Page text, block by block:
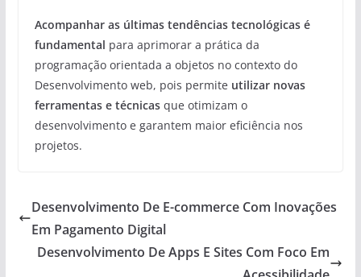
Acompanhar as últimas tendências tecnológicas é
fundamental para aprimorar a prática da
programação orientada a objetos no contexto do
Desenvolvimento web, pois permite utilizar novas
ferramentas e técnicasque otimizam o
desenvolvimento e garantem maior eficiência nos
projetos.
Desenvolvimento De E-commerce Com Inovações
Em Pagamento Digital
Desenvolvimento De Apps E Sites Com Foco Em